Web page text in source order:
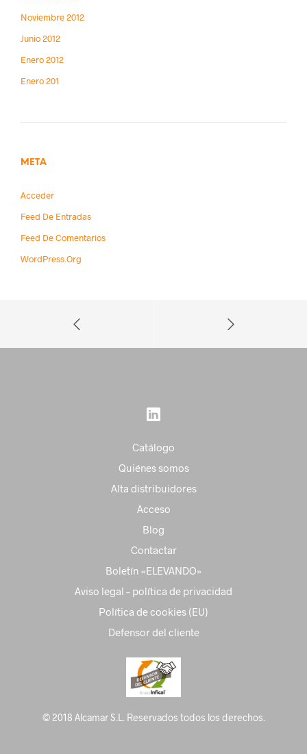
Noviembre 2012
Junio 2012
Enero 2012
Enero 201
META
Acceder
Feed De Entradas
Feed De Comentarios
WordPress.org
Catálogo
Quiénes somos
Alta distribuidores
Acceso
Blog
Contactar
Boletín «ELEVANDO»
Aviso legal – política de privacidad
Política de cookies (EU)
Defensor del cliente
© 2018 Alcamar S.L. Reservados todos los derechos.